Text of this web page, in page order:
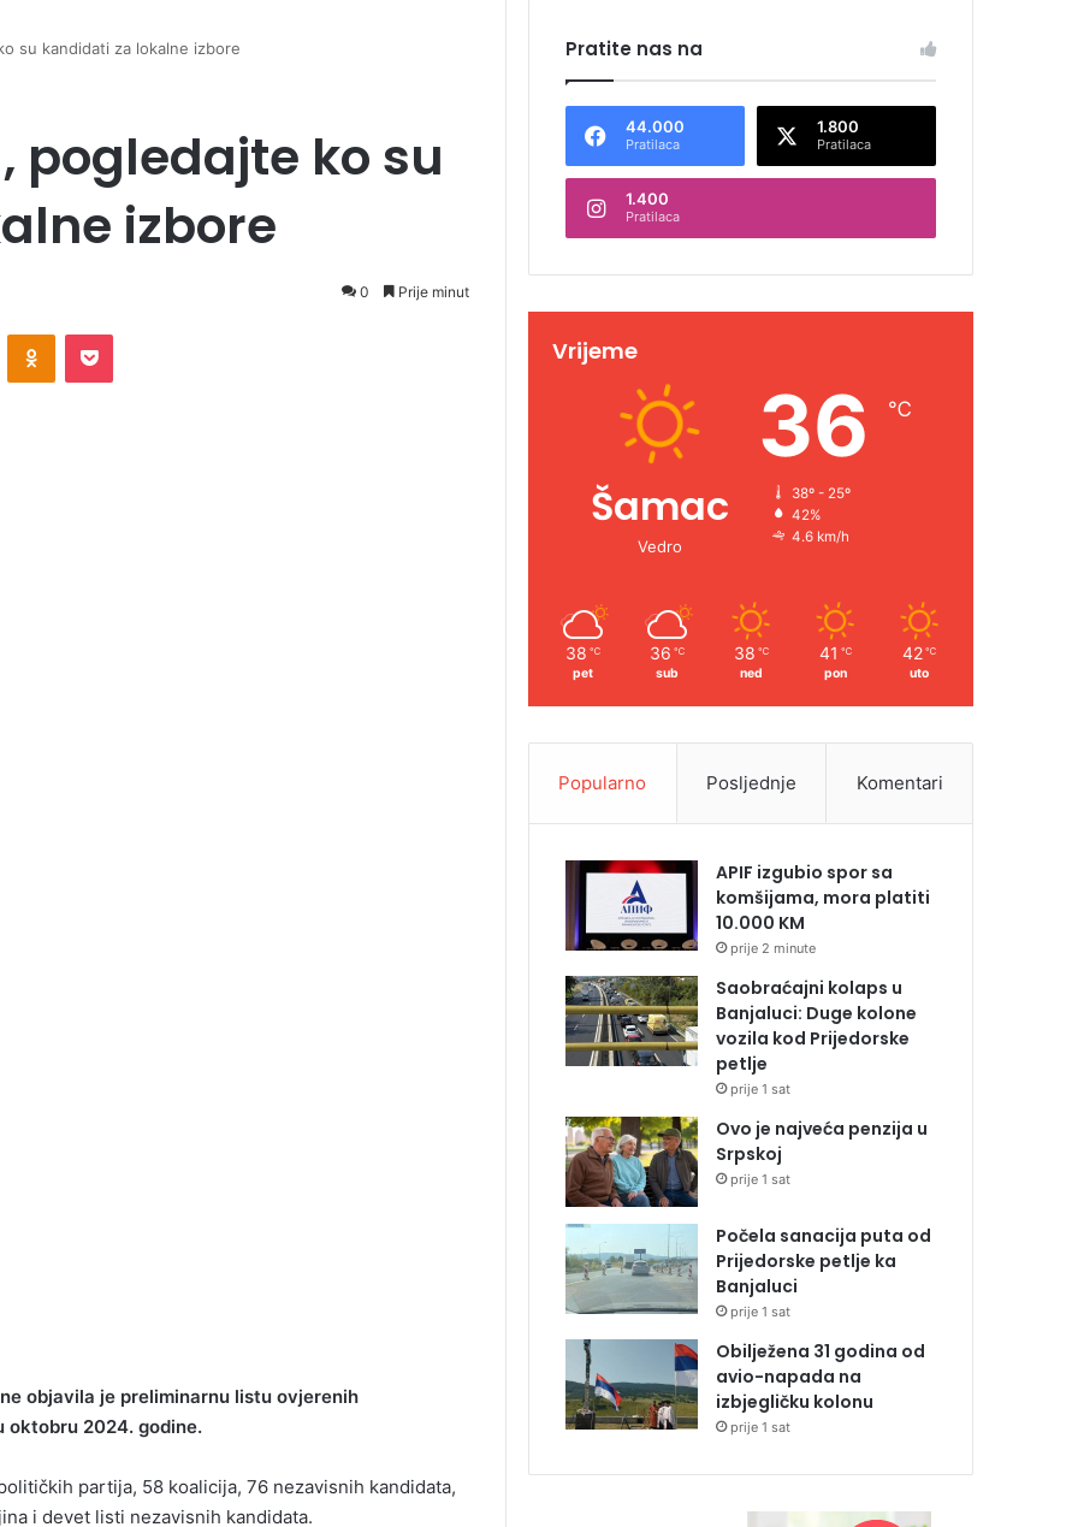
su kandidati za lokalne izbore
pogledajte ko su
izbore
0 Prije minut
objavila je preliminarnu listu ovjerenih
oktobru 2024. godine.
partija, 58 koalicija, 76 nezavisnih kandidata,
i devet listi nezavisnih kandidata.
Pratite nas na
44.000
Pratilaca
1.800
Pratilaca
1.400
Pratilaca
Vrijeme
Šamac
Vedro
36 ℃
38º - 25º
42%
4.6 km/h
38 ℃
pet
36 ℃
sub
38 ℃
ned
41 ℃
pon
42 ℃
uto
Popularno Posljednje Komentari
APIF izgubio spor sa
komšijama, mora platiti
10.000 KM
prije 2 minute
Saobraćajni kolaps u
Banjaluci: Duge kolone
vozila kod Prijedorske
petlje
prije 1 sat
Ovo je najveća penzija u
Srpskoj
prije 1 sat
Počela sanacija puta od
Prijedorske petlje ka
Banjaluci
prije 1 sat
Obilježena 31 godina od
avio-napada na
izbjegličku kolonu
prije 1 sat